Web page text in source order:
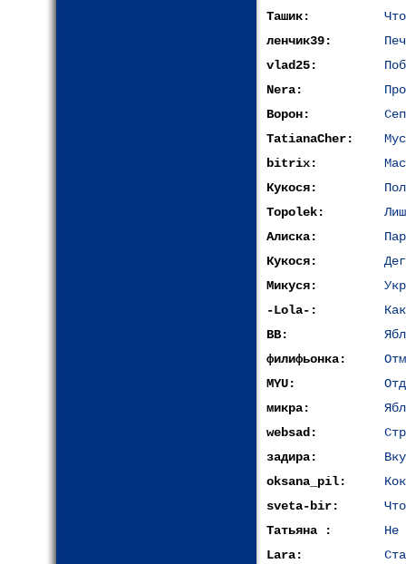
Ташик:
ленчик39:
vlad25:
Nera:
Ворон:
TatianaCher:
bitrix:
Кукося:
Topolek:
Алиска:
Кукося:
Микуся:
-Lola-:
ВВ:
филифьонка:
MYU:
микра:
websad:
задира:
oksana_pil:
sveta-bir:
Татьяна :
Не
Lara: